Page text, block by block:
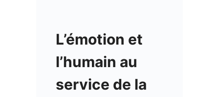
L’émotion et
l’humain au
service de la